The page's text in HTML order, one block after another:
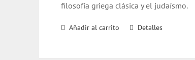
filosofía griega clásica y el judaísmo.
Añadir al carrito Detalles